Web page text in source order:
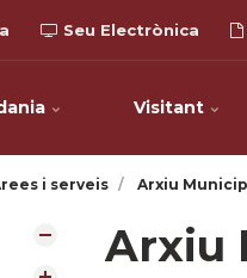
Seu Electrònica
Visitant
i serveis Arxiu
Arxiu